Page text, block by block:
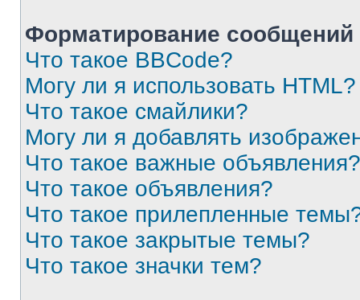
Форматирование
Что такое BBCode?
Могу ли я использовать HTML?
Что такое смайлики?
Могу ли я добавлять
Что такое важные объявления?
Что такое объявления?
Что такое прилепленные
Что такое закрытые темы?
Что такое значки тем?